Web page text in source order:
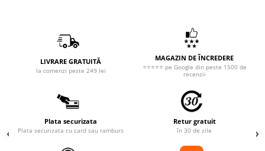
LIVRARE GRATUITĂ
la comenzi peste 249 lei
MAGAZIN DE ÎNCREDERE
⭐⭐⭐⭐⭐ pe Google din peste 1500 de
recenzii
Plata securizata
Plata securizata cu card sau ramburs
Retur gratuit
în 30 de zile